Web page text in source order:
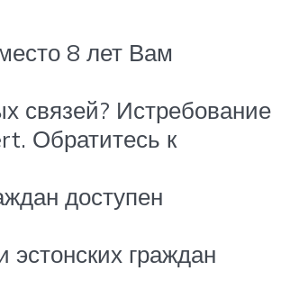
8 лет Вам
связей? Истребование
Обратитесь к
доступен
эстонских граждан